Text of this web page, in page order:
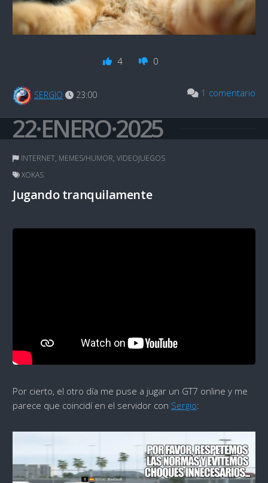
4 0
SERGIO 23:00 1 comentario
22·ENERO·2025
INTERNET, MEMES/HUMOR, VIDEOJUEGOS
XOKAS
Jugando tranquilamente
Por cierto, el otro día me puse a jugar un GT7 online y me
parece que coincidí en el servidor con Sergio: